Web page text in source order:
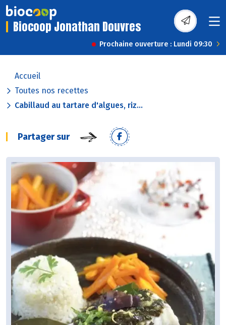
Biocoop Jonathan Douvres
Prochaine ouverture : Lundi 09:30
Accueil
Toutes nos recettes
Cabillaud au tartare d'algues, riz...
Partager sur